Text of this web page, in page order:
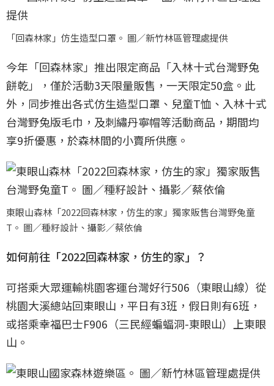
「回森林家」仿生造型口罩。 圖／新竹林區管理處提供
今年「回森林家」推出限定商品「入林十式台灣野兔
餅乾」，僅於活動3天限量販售，一天限定50盒。此
外，同步推出各式仿生造型口罩、兒童T恤、入林十式
台灣野兔版毛巾，及刺繡丹寧帽等活動商品，期間均
享9折優惠，於森林間的小賣所供應。
東眼山森林「2022回森林家，仿生的家」獨家販售台灣野兔童
T。 圖／種籽設計、攝影／蔡依倫
如何前往「2022回森林家，仿生的家」？
可搭乘大眾運輸桃園客運台灣好行506（東眼山線）從
桃園大溪總站回東眼山，平日有3班，假日則有6班，
或搭乘幸福巴士F906（三民經蝙蝠洞-東眼山）上東眼
山。